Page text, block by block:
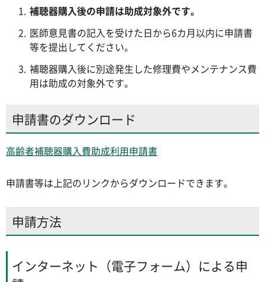
補聴器購入後の申請は助成対象外です。
医師意見書の記入を受けた日から6カ月以内に申請書
等を提出してください。
補聴器購入後に別途発生した修理費やメンテナンス費
用は助成の対象外です。
申請書のダウンロード
高齢者補聴器購入費助成利用申請書
申請書等は上記のリンクからダウンロードできます。
申請方法
インターネット（電子フォーム）による申